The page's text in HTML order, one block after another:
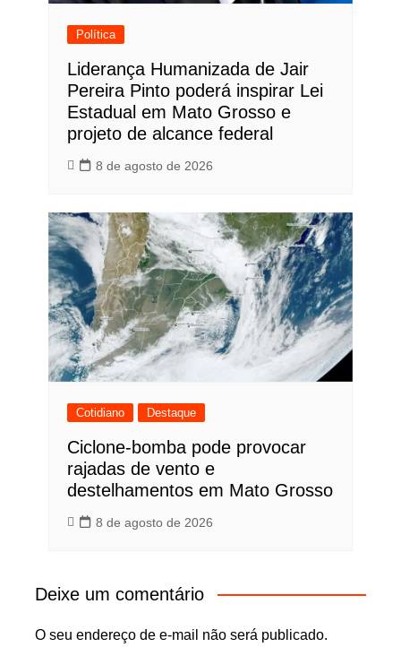
Política
Liderança Humanizada de Jair
Pereira Pinto poderá inspirar Lei
Estadual em Mato Grosso e
projeto de alcance federal
8 de agosto de 2026
Cotidiano Destaque
Ciclone-bomba pode provocar
rajadas de vento e
destelhamentos em Mato Grosso
8 de agosto de 2026
Deixe um comentário
O seu endereço de e-mail não será publicado.